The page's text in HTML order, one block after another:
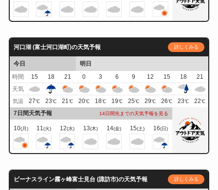
河口湖 (富士河口湖町)の天気予報 詳しくみる
今日
明日
時間
15 18 21 0 3 6 9 12 15 18
21
天気
気温 27℃ 23℃ 21℃ 20℃ 18℃ 19℃ 25℃ 29℃ 26℃ 23℃ 22℃
7日間天気予報 14日間先までの天気予報を見る
10(月) 11(火) 12(水) 13(木) 14(金) 15(土) 16(日)
ビーナスライン霧ヶ峰富士見台 (諏訪市)の天気予報 詳しくみる